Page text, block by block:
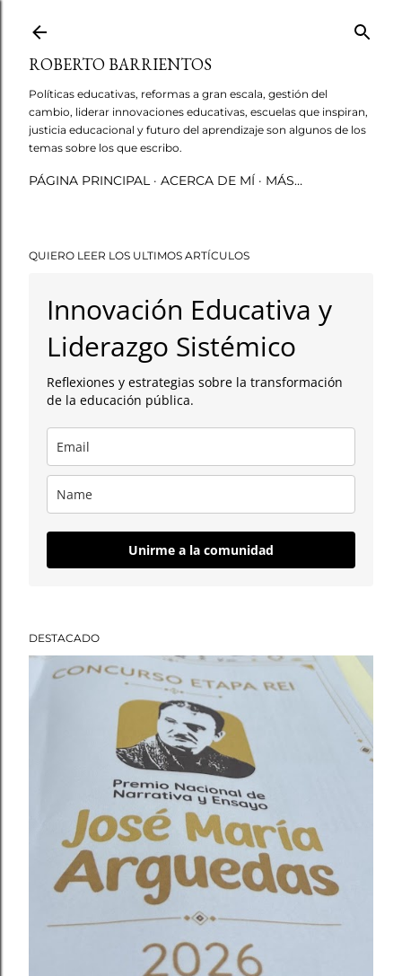
ROBERTO BARRIENTOS
Políticas educativas, reformas a gran escala, gestión del
cambio, liderar innovaciones educativas, escuelas que inspiran,
justicia educacional y futuro del aprendizaje son algunos de los
temas sobre los que escribo.
PÁGINA PRINCIPAL ACERCA DE MÍ MÁS…
QUIERO LEER LOS ULTIMOS ARTÍCULOS
Innovación Educativa y
Liderazgo Sistémico
Reflexiones y estrategias sobre la transformación
de la educación pública.
Unirme a la comunidad
DESTACADO